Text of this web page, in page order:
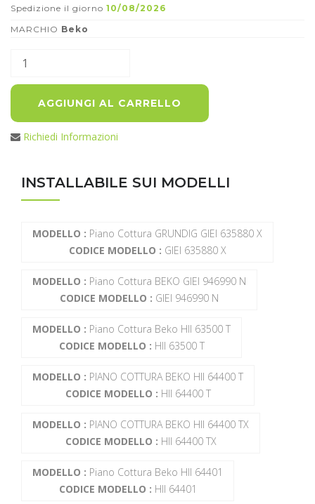
Spedizione il giorno 10/08/2026
MARCHIO Beko
AGGIUNGI AL CARRELLO
Richiedi Informazioni
INSTALLABILE SUI MODELLI
MODELLO : Piano Cottura GRUNDIG GIEI 635880 X
CODICE MODELLO : GIEI 635880 X
MODELLO : Piano Cottura BEKO GIEI 946990 N
CODICE MODELLO : GIEI 946990 N
MODELLO : Piano Cottura Beko HII 63500 T
CODICE MODELLO : HII 63500 T
MODELLO : PIANO COTTURA BEKO HII 64400 T
CODICE MODELLO : HII 64400 T
MODELLO : PIANO COTTURA BEKO HII 64400 TX
CODICE MODELLO : HII 64400 TX
MODELLO : Piano Cottura Beko HII 64401
CODICE MODELLO : HII 64401